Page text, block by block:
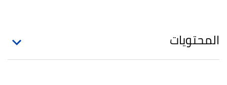
المحتويات